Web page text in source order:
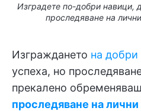
Изградете по-добри навици,
проследяване на
Изграждането на добри
успеха, но
прекалено
проследяване на